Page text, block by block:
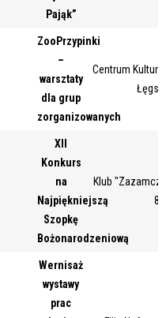
Pająk”
ZooPrzypinki
–
warsztaty
dla grup
zorganizowanych
Centrum Kultury
XII
Konkurs
na
Najpiękniejszą
Szopkę
Bożonarodzeniową
Klub
87
Wernisaż
wystawy
prac